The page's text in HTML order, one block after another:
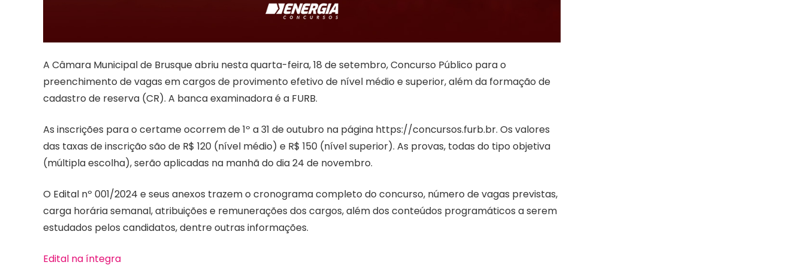
A Câmara Municipal de Brusque abriu nesta quarta-feira, 18 de setembro, Concurso Público para o
preenchimento de vagas em cargos de provimento efetivo de nível médio e superior, além da formação de
cadastro de reserva (CR). A banca examinadora é a FURB.
As inscrições para o certame ocorrem de 1º a 31 de outubro na página https://concursos.furb.br. Os valores
das taxas de inscrição são de R$ 120 (nível médio) e R$ 150 (nível superior). As provas, todas do tipo objetiva
(múltipla escolha), serão aplicadas na manhã do dia 24 de novembro.
O Edital nº 001/2024 e seus anexos trazem o cronograma completo do concurso, número de vagas previstas,
carga horária semanal, atribuições e remunerações dos cargos, além dos conteúdos programáticos a serem
estudados pelos candidatos, dentre outras informações.
Edital na íntegra